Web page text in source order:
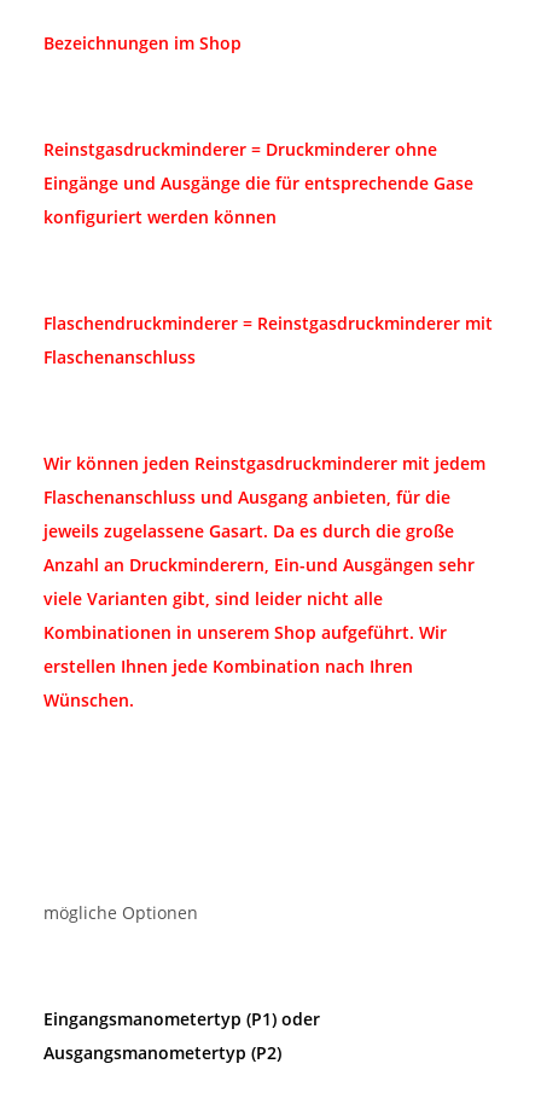
Bezeichnungen im Shop
Reinstgasdruckminderer = Druckminderer ohne
Eingänge und Ausgänge die für entsprechende Gase
konfiguriert werden können
Flaschendruckminderer = Reinstgasdruckminderer mit
Flaschenanschluss
Wir können jeden Reinstgasdruckminderer mit jedem
Flaschenanschluss und Ausgang anbieten, für die
jeweils zugelassene Gasart. Da es durch die große
Anzahl an Druckminderern, Ein-und Ausgängen sehr
viele Varianten gibt, sind leider nicht alle
Kombinationen in unserem Shop aufgeführt. Wir
erstellen Ihnen jede Kombination nach Ihren
Wünschen.
mögliche Optionen
Eingangsmanometertyp (P1) oder
Ausgangsmanometertyp (P2)